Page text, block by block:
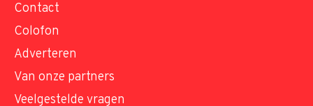
Contact
Colofon
Adverteren
Van onze partners
Veelgestelde vragen